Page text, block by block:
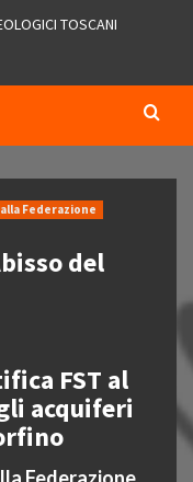
TOSCANI
Federazione
del
FST al
acquiferi